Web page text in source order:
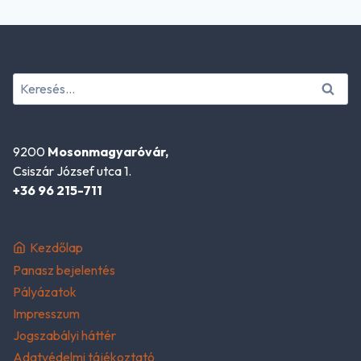
Keresés:
9200 Mosonmagyaróvár,
Csiszár József utca 1.
+36 96 215-711
Kezdőlap
Panasz bejelentés
Pályázatok
Impresszum
Jogszabályi háttér
Adatvédelmi tájékoztató